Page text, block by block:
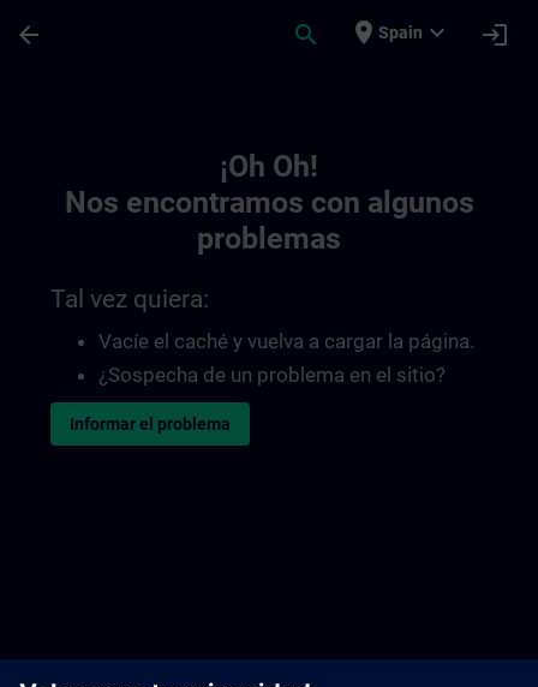
arrow_back search place Spain expand_more login
¡Oh Oh!
Nos encontramos con algunos
problemas
Tal vez quiera:
Vacíe el caché y vuelva a cargar la página.
¿Sospecha de un problema en el sitio?
Informar el problema